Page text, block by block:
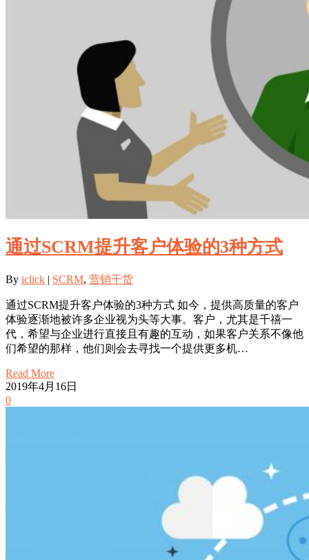
通过SCRM提升客户体验的3种方式
By iclick | SCRM, 营销干货
通过SCRM提升客户体验的3种方式 如今，提供高质量的客户
体验逐渐地被许多企业视为头等大事。客户，尤其是千禧一
代，希望与企业进行直接且有趣的互动，如果客户关系不像他
们希望的那样，他们则会去寻找一个提供更多机…
Read More
2019年4月16日
0